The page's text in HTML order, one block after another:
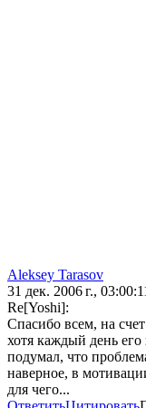
Aleksey Tarasov
31 дек. 2006 г.,
Re[Yoshi]:
Спасибо всем, на
хотя каждый день
подумал, что
наверное, в
для чего...